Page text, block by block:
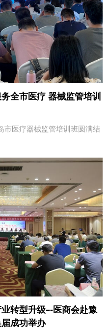
全市医疗 器械监管培训
医疗器械监管培训班圆满结
转型升级–-医商会赴豫
成功举办